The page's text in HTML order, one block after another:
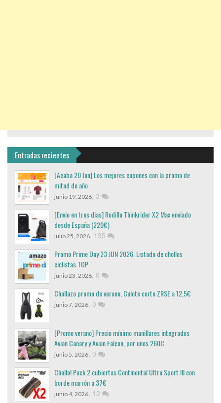
Entradas recientes
[Acaba 20 Jun] Los mejores cupones con la promo de
mitad de año
junio 19, 2026, 3
[Envio en tres dias] Rodillo Thinkrider X2 Max enviado
desde España (220€)
julio 25, 2026, 135
Promo Prime Day 23 JUN 2026. Listado de chollos
ciclistas TOP
junio 23, 2026, 0
Chollazo promo de verano, Culote corto ZRSE a 12,5€
junio 7, 2026, 0
[Promo verano] Precio mínimo manillares integrados
Avian Canary y Avian Falcon, por unos 260€
junio 5, 2026, 0
Chollo! Pack 2 cubiertas Continental Ultra Sport III con
borde marrón a 37€
junio 4, 2026, 12